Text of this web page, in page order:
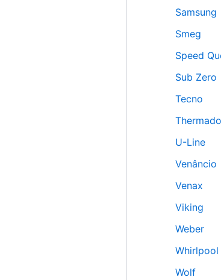
Samsung
Smeg
Speed
Sub Zero
Tecno
U-Line
Venâncio
Venax
Viking
Weber
Whirlpool
Wolf